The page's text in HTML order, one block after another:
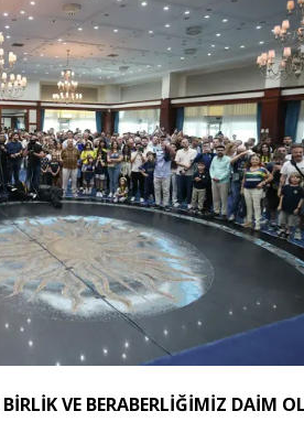
VE BERABERLİĞİMİZ DAİM